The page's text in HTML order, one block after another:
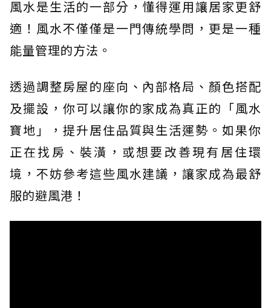
風水是生活的一部分，懂得運用讓居家更舒
適！風水不僅僅是一門傳統學問，更是一種
能量管理的方法。
透過調整房屋的座向、內部格局、顏色搭配
及擺設，你可以讓你的家成為真正的「風水
寶地」，提升居住品質與生活運勢。如果你
正在找房、裝潢，或想要改善現有居住環
境，不妨參考這些風水建議，讓家成為最舒
服的避風港！